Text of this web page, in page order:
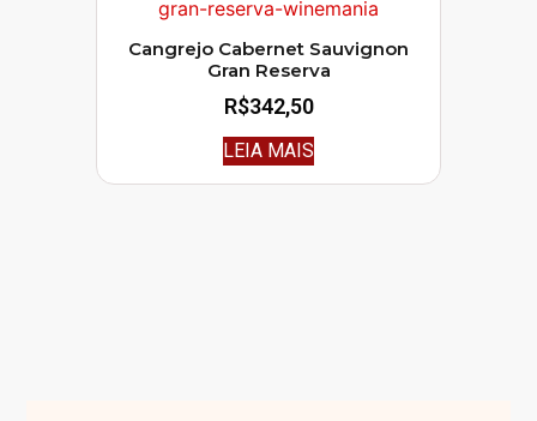
Cangrejo Cabernet Sauvignon
Gran Reserva
R$342,50
LEIA MAIS